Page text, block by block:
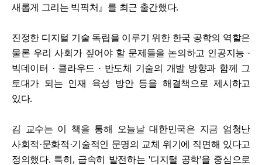
새롭게 그리는 빅픽처』를 최근 출간했다.
진정한 디지털 기술 독립을 이루기 위한 한국 공학의 역할은
물론 우리 사회가 짚어야 할 문제들을 논의하고 인공지능 ·
빅데이터 · 클라우드 · 반도체 기술의 개발 방향과 함께 그
토대가 되는 인재 육성 방안 등을 해결책으로 제시하고
있다.
김 교수는 이 책을 통해 오늘날 대한민국은 지금 엄청난
사회적·문화적·기술적인 문명의 교체 위기에 직면해 있다고
정의했다. 특히, 급속히 발전하는 '디지털 공학'을 중심으로